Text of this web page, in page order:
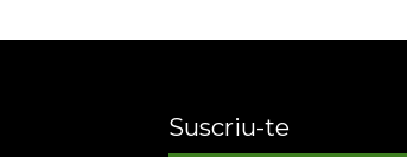
Suscriu-te